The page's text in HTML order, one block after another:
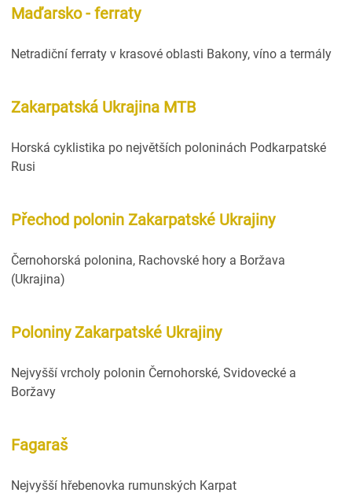
Maďarsko - ferraty
Netradiční ferraty v krasové oblasti Bakony, víno a termály
Zakarpatská Ukrajina MTB
Horská cyklistika po největších poloninách Podkarpatské
Rusi
Přechod polonin Zakarpatské Ukrajiny
Černohorská polonina, Rachovské hory a Boržava
(Ukrajina)
Poloniny Zakarpatské Ukrajiny
Nejvyšší vrcholy polonin Černohorské, Svidovecké a
Boržavy
Fagaraš
Nejvyšší hřebenovka rumunských Karpat